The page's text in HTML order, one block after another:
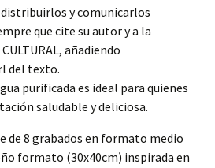
y comunicarlos
que cite su autor y a la
añadiendo
del texto.
purificada es ideal para quienes
saludable y deliciosa.
de 8 grabados en formato medio
formato (30x40cm) inspirada en